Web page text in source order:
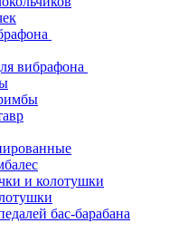
вибрафона
и колотушки
бас-барабана